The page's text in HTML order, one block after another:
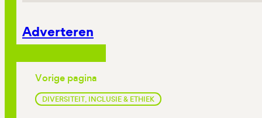
Adverteren
Vorige pagina
DIVERSITEIT, INCLUSIE & ETHIEK